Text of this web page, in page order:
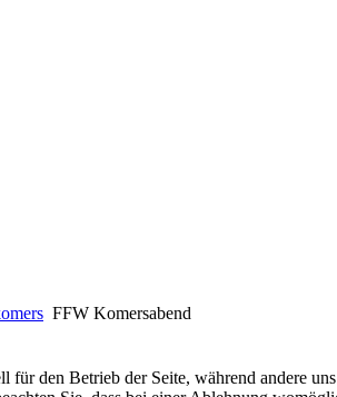
FFW Komersabend
den Betrieb der Seite, während andere